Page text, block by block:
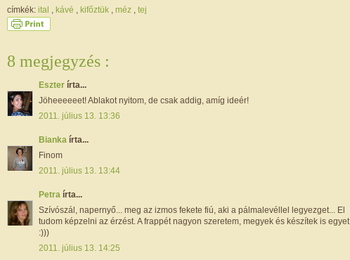
címkék: ital kávé kifőztük méz tej
8 megjegyzés :
Eszter írta...
Jöheeeeeet! Ablakot nyitom, de csak addig, amíg ideér!
2011. július 13. 13:36
Bianka írta...
Finom
2011. július 13. 13:44
Petra írta...
Szívószál, napernyő... meg az izmos fekete fiú, aki a pálmalevéllel legyezget... El
tudom képzelni az érzést. A frappét nagyon szeretem, megyek és készítek is egyet
:)))
2011. július 13. 14:25